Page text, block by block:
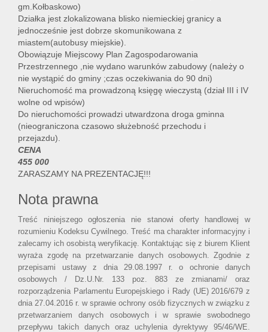
gm.Kołbaskowo)
Działka jest zlokalizowana blisko niemieckiej granicy a
jednocześnie jest dobrze skomunikowana z
miastem(autobusy miejskie).
Obowiązuje Miejscowy Plan Zagospodarowania
Przestrzennego ,nie wydano warunków zabudowy (należy o
nie wystąpić do gminy ;czas oczekiwania do 90 dni)
Nieruchomość ma prowadzoną księgę wieczystą (dział III i IV
wolne od wpisów)
Do nieruchomości prowadzi utwardzona droga gminna
(nieograniczona czasowo służebność przechodu i
przejazdu).
CENA
455 000
ZARASZAMY NA PREZENTACJĘ!!!
Nota prawna
Treść niniejszego ogłoszenia nie stanowi oferty handlowej w
rozumieniu Kodeksu Cywilnego. Treść ma charakter informacyjny i
zalecamy ich osobistą weryfikację. Kontaktując się z biurem Klient
wyraża zgodę na przetwarzanie danych osobowych. Zgodnie z
przepisami ustawy z dnia 29.08.1997 r. o ochronie danych
osobowych / Dz.U.Nr. 133 poz. 883 ze zmianami/ oraz
rozporządzenia Parlamentu Europejskiego i Rady (UE) 2016/679 z
dnia 27.04.2016 r. w sprawie ochrony osób fizycznych w związku z
przetwarzaniem danych osobowych i w sprawie swobodnego
przepływu takich danych oraz uchylenia dyrektywy 95/46/WE.